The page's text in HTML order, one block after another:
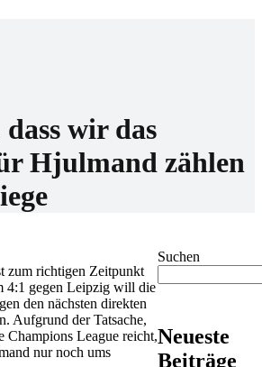
wir das
Hjulmand zählen
zum richtigen Zeitpunkt
4:1 gegen Leipzig will die
den nächsten direkten
Aufgrund der Tatsache,
Champions League reicht,
nur noch ums
Suchen
Neueste
Beiträge